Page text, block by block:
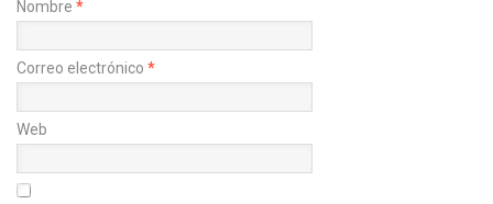
Nombre *
Correo electrónico *
Web